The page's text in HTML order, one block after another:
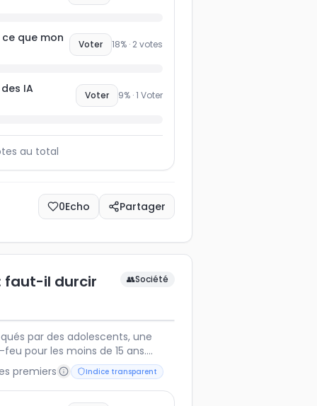
que mon Voter 18% · 2votes
IA Voter 9% ·1 Voter
au total
0Echo Partager
faut-il durcir 👥Société
par des adolescents, une
pour les moins de 15 ans.
d'autres approches pour
les jeunes ?
premiers Indice transparent